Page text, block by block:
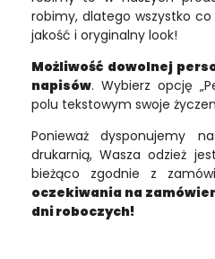
robimy, dlatego wszystko
jakość i oryginalny look!
Możliwość dowolnej
napisów. Wybierz opcję
polu tekstowym swoje
Ponieważ dysponujemy
drukarnią, Wasza odzież
bieżąco zgodnie z
oczekiwania na
dni roboczych!